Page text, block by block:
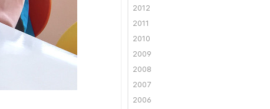
2012
2011
2010
2009
2008
2007
2006